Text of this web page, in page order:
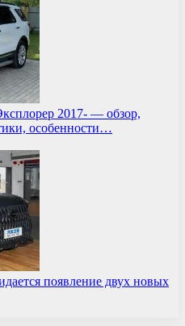
2017- — обзор,
особенности…
появление двух новых